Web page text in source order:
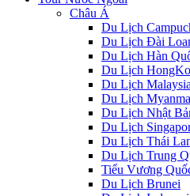
Châu Á
Du Lịch
Du Lịch Đài
Du Lịch Hàn
Du Lịch
Du Lịch Malaysia
Du Lịch
Du Lịch Nhật
Du Lịch
Du Lịch Thái
Du Lịch Trung
Tiểu Vương
Du Lịch Brunei